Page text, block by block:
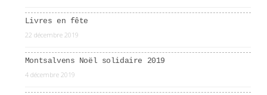
Livres en fête
22 décembre 2019
Montsalvens Noël solidaire 2019
4 décembre 2019